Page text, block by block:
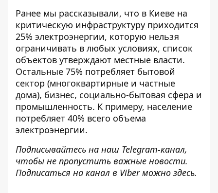
Ранее мы рассказывали, что в Киеве на
критическую инфраструктуру приходится
25% электроэнергии, которую нельзя
ограничивать в любых условиях, список
объектов утверждают местные власти.
Остальные 75% потребляет бытовой
сектор (многоквартирные и частные
дома), бизнес, социально-бытовая сфера и
промышленность. К примеру, население
потребляет 40% всего объема
электроэнергии.
Подписывайтесь на наш Telegram-канал,
чтобы не пропустить важные новости.
Подписаться на канал в Viber можно здесь.